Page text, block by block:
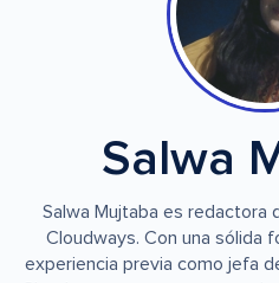
Salwa
Salwa Mujtaba es redactora
Cloudways. Con una sólida
experiencia previa como jefa